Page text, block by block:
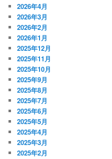
2026年4月
2026年3月
2026年2月
2026年1月
2025年12月
2025年11月
2025年10月
2025年9月
2025年8月
2025年7月
2025年6月
2025年5月
2025年4月
2025年3月
2025年2月